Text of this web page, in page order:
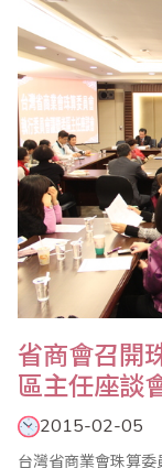
更有挑戰緊張極限
心算能力，平常更
省商會召開
區主任座談
2015-02-05
台灣省商業會珠算